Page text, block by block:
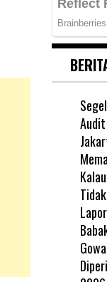
Audit
Lapor